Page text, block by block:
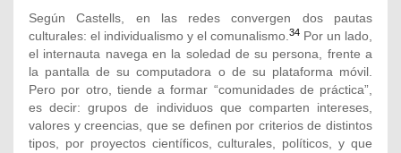
Según Castells, en las redes convergen dos pautas
culturales: el individualismo y el comunalismo. 34 Por un lado,
el internauta navega en la soledad de su persona, frente a
la pantalla de su computadora o de su plataforma móvil.
Pero por otro, tiende a formar “comunidades de práctica”,
es decir: grupos de individuos que comparten intereses,
valores y creencias, que se definen por criterios de distintos
tipos, por proyectos científicos, culturales, políticos, y que